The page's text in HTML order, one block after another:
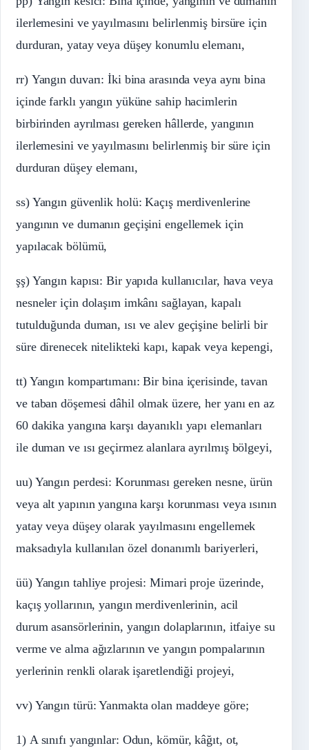
ilerlemesini ve yayılmasını belirlenmiş birsüre için
durduran, yatay veya düşey konumlu elemanı,
rr) Yangın duvarı: İki bina arasında veya aynı bina
içinde farklı yangın yüküne sahip hacimlerin
birbirinden ayrılması gereken hâllerde, yangının
ilerlemesini ve yayılmasını belirlenmiş bir süre için
durduran düşey elemanı,
ss) Yangın güvenlik holü: Kaçış merdivenlerine
yangının ve dumanın geçişini engellemek için
yapılacak bölümü,
şş) Yangın kapısı: Bir yapıda kullanıcılar, hava veya
nesneler için dolaşım imkânı sağlayan, kapalı
tutulduğunda duman, ısı ve alev geçişine belirli bir
süre direnecek nitelikteki kapı, kapak veya kepengi,
tt) Yangın kompartımanı: Bir bina içerisinde, tavan
ve taban döşemesi dâhil olmak üzere, her yanı en az
60 dakika yangına karşı dayanıklı yapı elemanları
ile duman ve ısı geçirmez alanlara ayrılmış bölgeyi,
uu) Yangın perdesi: Korunması gereken nesne, ürün
veya alt yapının yangına karşı korunması veya ısının
yatay veya düşey olarak yayılmasını engellemek
maksadıyla kullanılan özel donanımlı bariyerleri,
üü) Yangın tahliye projesi: Mimari proje üzerinde,
kaçış yollarının, yangın merdivenlerinin, acil
durum asansörlerinin, yangın dolaplarının, itfaiye su
verme ve alma ağızlarının ve yangın pompalarının
yerlerinin renkli olarak işaretlendiği projeyi,
vv) Yangın türü: Yanmakta olan maddeye göre;
1) A sınıfı yangınlar: Odun, kömür, kâğıt, ot,